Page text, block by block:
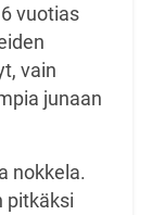
vuotias
vain
junaan
nokkela.
pitkäksi